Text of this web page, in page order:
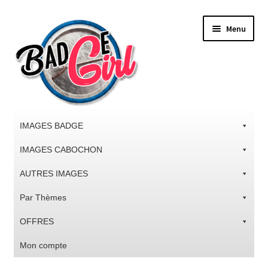
la
navigation
contenu
Menu
IMAGES BADGE
IMAGES CABOCHON
AUTRES IMAGES
Par Thèmes
OFFRES
Mon compte